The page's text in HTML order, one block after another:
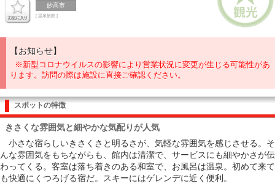
妙高市
[ 温泉旅館 ]
【お知らせ】
※新型コロナウイルスの影響により営業状況に変更が生じる可能性があ
ります。訪問の際は施設に直接ご確認ください。
スポットの特徴
きさくな雰囲気と細やかな気配りが人気
小さな宿らしいきさくさと明るさが、気軽な雰囲気を感じさせる。そ
んな雰囲気をもちながらも、館内は清潔で、サービスにも細やかさが伝
わってくる。客室は落ち着きのある和室で、お風呂は温泉。初めて来て
も快適にくつろげる宿だ。スキーにはゲレンデに近く便利。